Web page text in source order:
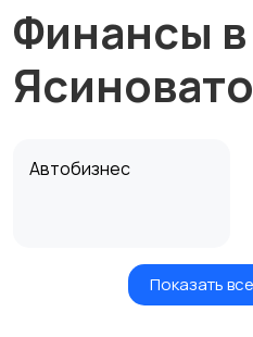
Финансы в
Автобизнес
Бытовые услуги иПоказать